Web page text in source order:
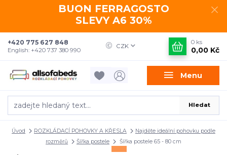
BUON FERRAGOSTO
SLEVY A6 30%
Menu
CZK
Hledat
+420 775 627 848
English: +420 737 380 990
0 ks
0,00 Kč
Úvod ROZKLÁDACÍ POHOVKY A KŘESLA
Najděte ideální pohovku podle
rozměrů
Šířka postele Šířka postele 65 - 80 cm